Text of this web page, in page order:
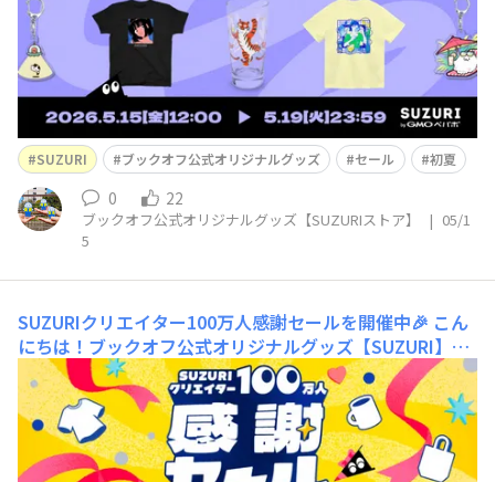
SUZURI ブックオフ公式オリジナルグッズ セール 初夏
0 22
ブックオフ公式オリジナルグッズ【SUZURIストア】 | 05/1
5
SUZURIクリエイター100万人感謝セールを開催中🎉 こん
にちは！ブックオフ公式オリジナルグッズ【SUZURI】で
す！只今ショップではSUZURIクリエイター100万人感謝
セールを開催中です✨100万人！すごいですよね！改め
て…SUZURIさん、おめでとうございます！！さて今回の
セール対象は…★1,000円引きスタンダードTシャツ（不
動の人気NO.1）